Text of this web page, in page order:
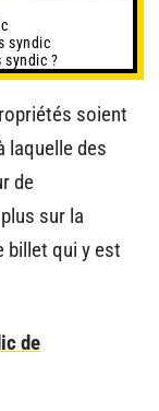
syndic
syndic ?
soient
laquelle des
de
sur la
billet qui y est
de